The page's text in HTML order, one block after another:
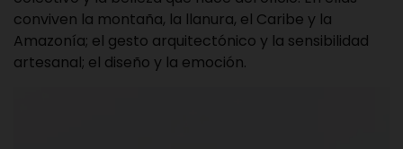
conviven la montaña, la llanura, el Caribe y la
Amazonía; el gesto arquitectónico y la sensibilidad
artesanal; el diseño y la emoción.